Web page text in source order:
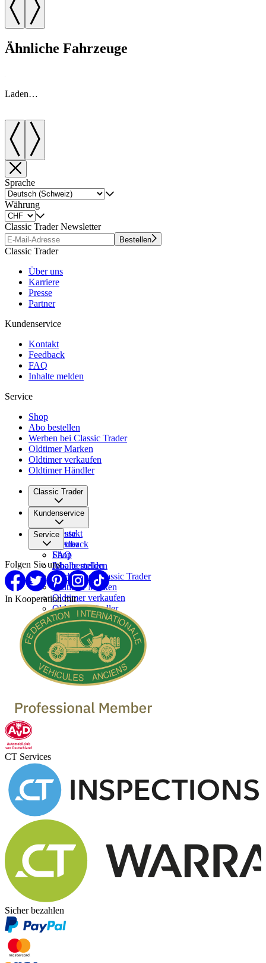
Ähnliche Fahrzeuge
Laden…
Sprache
Währung
Classic Trader Newsletter
Bestellen
Classic Trader
Über uns
Karriere
Presse
Partner
Kundenservice
Kontakt
Feedback
FAQ
Inhalte melden
Service
Shop
Abo bestellen
Werben bei Classic Trader
Oldtimer Marken
Oldtimer verkaufen
Oldtimer Händler
Classic Trader
Über uns
Karriere
Presse
Partner
Kundenservice
Kontakt
Feedback
FAQ
Inhalte melden
Service
Shop
Abo bestellen
Werben bei Classic Trader
Oldtimer Marken
Oldtimer verkaufen
Oldtimer Händler
Folgen Sie uns
In Kooperation mit
CT Services
Sicher bezahlen